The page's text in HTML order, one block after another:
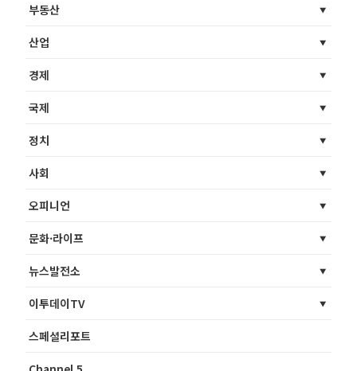
부동산
산업
경제
국제
정치
사회
오피니언
문화·라이프
뉴스발전소
이투데이TV
스페셜리포트